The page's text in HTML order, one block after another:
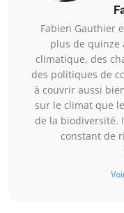
Fabien Gauthier
plus de quinze
climatique, des
des politiques de
à couvrir aussi
sur le climat que
de la biodiversité.
constant de